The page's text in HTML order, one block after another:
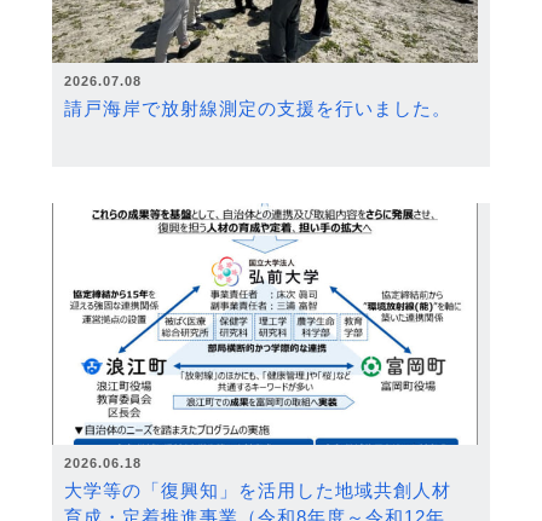
2026.07.08
請戸海岸で放射線測定の支援を行いました。
2026.06.18
大学等の「復興知」を活用した地域共創人材
育成・定着推進事業（令和8年度～令和12年